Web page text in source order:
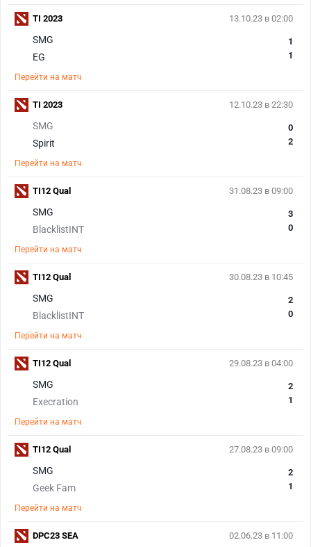
13.10.23 в 02:00
SMG
EG
1
1
Перейти на матч
TI 2023
12.10.23 в 22:30
SMG
Spirit
0
2
Перейти на матч
TI 2023
31.08.23 в 09:00
SMG
BlacklistINT
3
0
Перейти на матч
TI12 Qual
30.08.23 в 10:45
SMG
BlacklistINT
2
0
Перейти на матч
TI12 Qual
29.08.23 в 04:00
SMG
Execration
2
1
Перейти на матч
TI12 Qual
27.08.23 в 09:00
SMG
Geek Fam
2
1
Перейти на матч
TI12 Qual
02.06.23 в 11:00
DPC23 SEA